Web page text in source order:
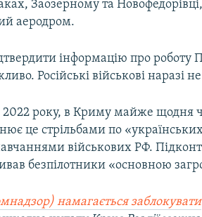
Заозерному та
аеродром.
інформацію про роботу
Російські військові наразі
року, в Криму майже щодня
це стрільбами по
військових РФ.
безпілотники «основною
намагається заблокувати